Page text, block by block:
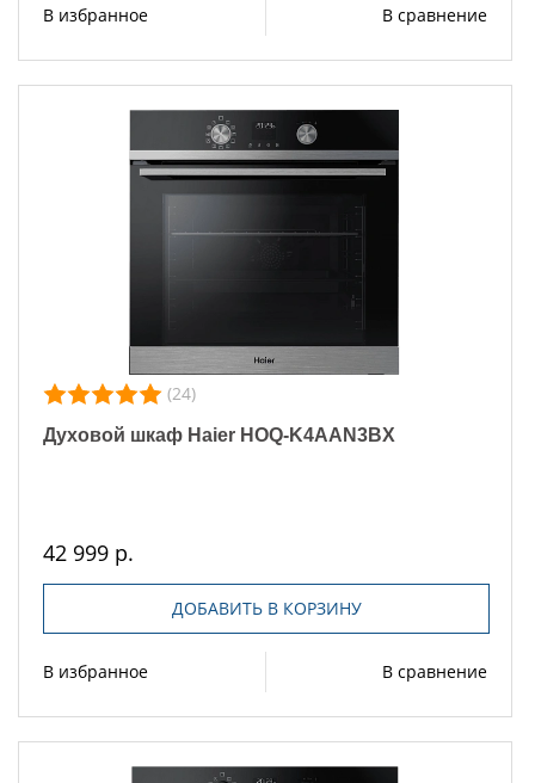
В избранное В сравнение
(24)
Духовой шкаф Haier HOQ-K4AAN3BX
42 999 р.
ДОБАВИТЬ В КОРЗИНУ
В избранное В сравнение